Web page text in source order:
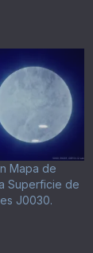
Mapa de
Superficie de
J0030.